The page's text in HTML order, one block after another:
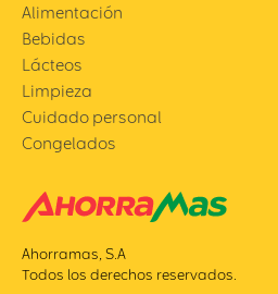
Alimentación
Bebidas
Lácteos
Limpieza
Cuidado personal
Congelados
Ahorramas, S.A
Todos los derechos reservados.